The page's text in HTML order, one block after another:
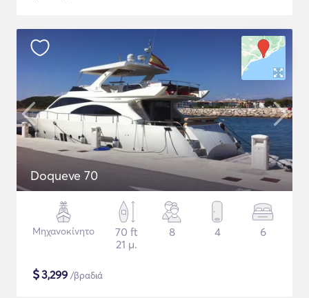
Doqueve 70
Μηχανοκίνητο
70 ft
21 μ.
8 4 6
$3,299 /βραδιά